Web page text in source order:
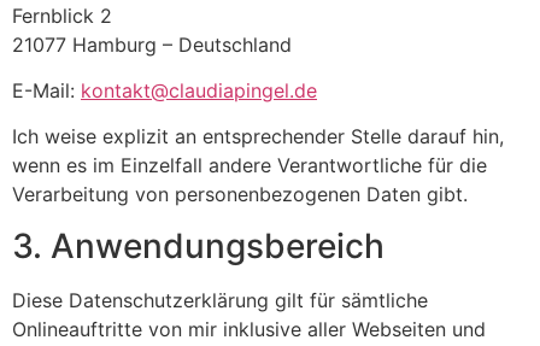
Fernblick 2
21077 Hamburg – Deutschland
E-Mail: kontakt@claudiapingel.de
Ich weise explizit an entsprechender Stelle darauf hin,
wenn es im Einzelfall andere Verantwortliche für die
Verarbeitung von personenbezogenen Daten gibt.
3. Anwendungsbereich
Diese Datenschutzerklärung gilt für sämtliche
Onlineauftritte von mir inklusive aller Webseiten und